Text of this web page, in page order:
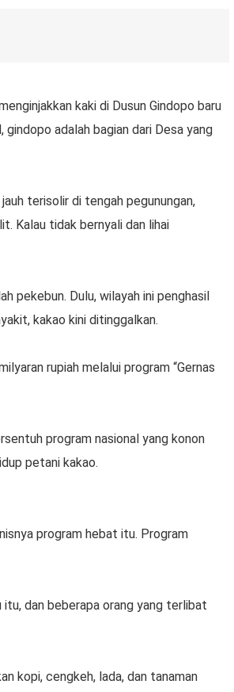
kaki di Dusun Gindopo baru
adalah bagian dari Desa yang
terisolir di tengah pegunungan,
Kalau tidak bernyali dan lihai
pekebun. Dulu, wilayah ini penghasil
kakao kini ditinggalkan.
rupiah melalui program “Gernas
program nasional yang konon
petani kakao.
program hebat itu. Program
dan beberapa orang yang terlibat
kopi, cengkeh, lada, dan tanaman